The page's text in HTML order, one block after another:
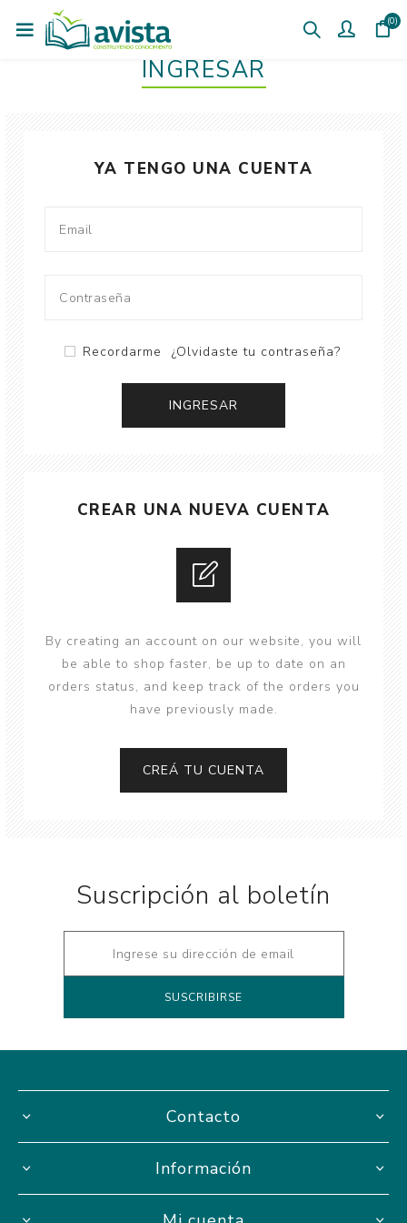
(0)
INGRESAR
YA TENGO UNA CUENTA
Recordarme ¿Olvidaste tu contraseña?
CREAR UNA NUEVA CUENTA
By creating an account on our website, you will
be able to shop faster, be up to date on an
orders status, and keep track of the orders you
have previously made.
Suscripción al boletín
Contacto
Información